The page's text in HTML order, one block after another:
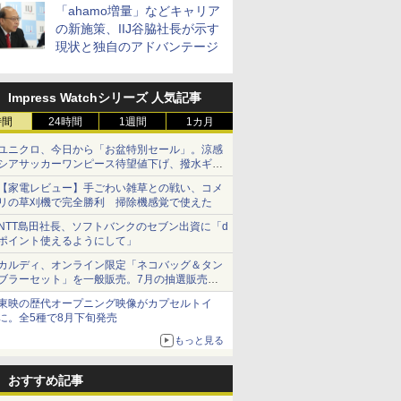
「ahamo増量」などキャリア
の新施策、IIJ谷脇社長が示す
現状と独自のアドバンテージ
Impress Watchシリーズ 人気記事
24時間 1週間 1カ月
ニクロ、今日から「お盆特別セール」。涼感
アサッカーワンピース待望値下げ、撥水ギア
ョーツは1990円に
家電レビュー】手ごわい雑草との戦い、コメ
の草刈機で完全勝利 掃除機感覚で使えた
島田社長、ソフトバンクのセブン出資に「d
イント使えるようにして」
ルディ、オンライン限定「ネコバッグ＆タン
ラーセット」を一般販売。7月の抽選販売の
選無効分
映の歴代オープニング映像がカプセルトイ
。全5種で8月下旬発売
もっと見る
おすすめ記事